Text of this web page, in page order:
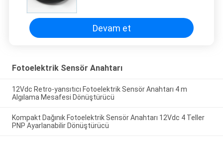
Devam et
Fotoelektrik Sensör Anahtarı
12Vdc Retro-yansıtıcı Fotoelektrik Sensör Anahtarı 4 m
Algılama Mesafesi Dönüştürücü
Kompakt Dağınık Fotoelektrik Sensör Anahtarı 12Vdc 4 Teller
PNP Ayarlanabilir Dönüştürücü